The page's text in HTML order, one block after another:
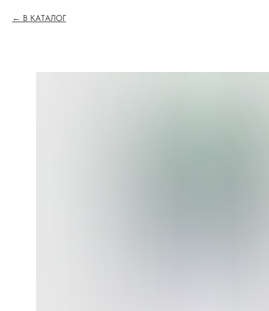
В КАТАЛОГ